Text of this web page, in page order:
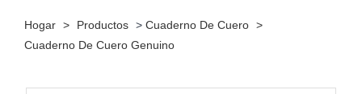
Hogar > Productos >Cuaderno De Cuero >
Cuaderno De Cuero Genuino